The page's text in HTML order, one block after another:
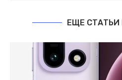
ЕЩЕ СТАТЬИ